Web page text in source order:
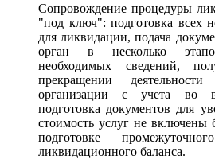
Сопровождение процедуры
"под ключ": подготовка всех
для ликвидации, подача
орган в несколько
необходимых сведений,
прекращении
организации с учета во
подготовка документов для
стоимость услуг не включены
подготовке
ликвидационного баланса.